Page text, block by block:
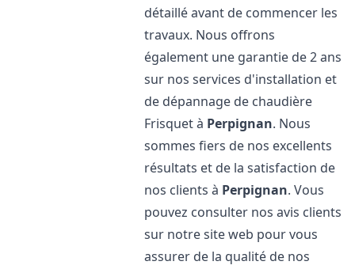
détaillé avant de commencer les
travaux. Nous offrons
également une garantie de 2 ans
sur nos services d'installation et
de dépannage de chaudière
Frisquet à Perpignan. Nous
sommes fiers de nos excellents
résultats et de la satisfaction de
nos clients à Perpignan. Vous
pouvez consulter nos avis clients
sur notre site web pour vous
assurer de la qualité de nos